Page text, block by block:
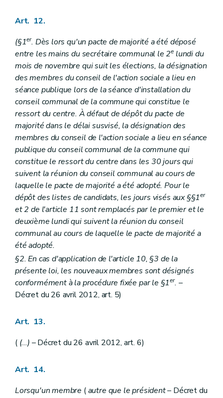
Art. 12.
(§1er. Dès lors qu'un pacte de majorité a été déposé
entre les mains du secrétaire communal le 2e lundi du
mois de novembre qui suit les élections, la désignation
des membres du conseil de l'action sociale a lieu en
séance publique lors de la séance d'installation du
conseil communal de la commune qui constitue le
ressort du centre. À défaut de dépôt du pacte de
majorité dans le délai susvisé, la désignation des
membres du conseil de l'action sociale a lieu en séance
publique du conseil communal de la commune qui
constitue le ressort du centre dans les 30 jours qui
suivent la réunion du conseil communal au cours de
laquelle le pacte de majorité a été adopté. Pour le
dépôt des listes de candidats, les jours visés aux §§1er
et 2 de l'article 11 sont remplacés par le premier et le
deuxième lundi qui suivent la réunion du conseil
communal au cours de laquelle le pacte de majorité a
été adopté.
§2. En cas d'application de l'article 10, §3 de la
présente loi, les nouveaux membres sont désignés
conformément à la procédure fixée par le §1er. –
Décret du 26 avril 2012, art. 5)
Art. 13.
( (...) – Décret du 26 avril 2012, art. 6)
Art. 14.
Lorsqu'un membre (autre que le président– Décret du